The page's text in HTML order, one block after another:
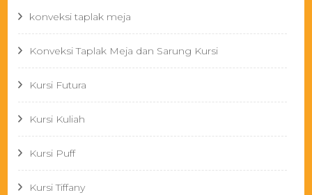
konveksi taplak meja
Konveksi Taplak Meja dan Sarung Kursi
Kursi Futura
Kursi Kuliah
Kursi Puff
Kursi Tiffany